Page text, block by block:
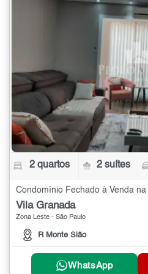
2 quartos 2 suítes
Vila Granada
Zona Leste - São Paulo
R Monte Sião
WhatsApp